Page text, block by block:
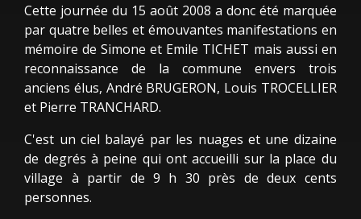
Cette journée du 15 août 2008 a donc été marquée
par quatre belles et émouvantes manifestations en
mémoire de Simone et Emile TICHET mais aussi en
reconnaissance de la commune envers trois
anciens élus, André BRUGERON, Louis TROCELLIER
et Pierre TRANCHARD.
C'est un ciel balayé par les nuages et une dizaine
de degrés à peine qui ont accueilli sur la place du
village à partir de 9 h 30 près de deux cents
personnes.